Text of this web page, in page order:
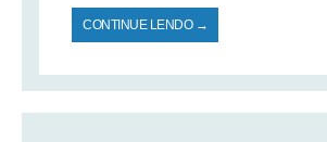
CONTINUE LENDO →